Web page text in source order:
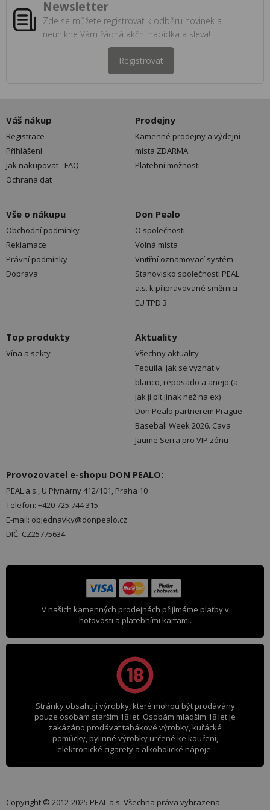
Newsletter
Zde se můžete registrovat k odběru novinek a
neunikne Vám žádná akční nabídka a sleva!
Registrovat
Váš nákup
Registrace
Přihlášení
Jak nakupovat - FAQ
Ochrana dat
Prodejny
Kamenné prodejny a výdejní
místa ZDARMA
Platební možnosti
Vše o nákupu
Obchodní podmínky
Reklamace
Právní podmínky
Doprava
Don Pealo
O společnosti
Volná místa
Vnitřní oznamovací systém
Stanovisko společnosti PEAL
a.s. k připravované směrnici
EU TPD 3
Top produkty
Vína a sekty
Aktuality
Všechny aktuality
Tequila: jak se vyznat v
blanco, reposado a añejo (a
jak ji pít jinak než na ex)
Don Pealo partnerem Prague
Baseball Week 2026. Cava
Jaume Serra pro VIP zónu
Provozovatel e-shopu DON PEALO:
PEAL a.s., U Plynárny 412/101, Praha 10
Telefon: +420 725 744 315
E-mail: objednavky@donpealo.cz
DIČ: CZ25775634
V našich kamenných prodejnách přijímáme platby v
hotovosti a platebními kartami.
Stránky obsahují výrobky, které mohou být prodávány
pouze osobám starším 18 let. Osobám mladším 18 let je
zakázáno prodávat tabákové výrobky, kuřácké
pomůcky, bylinné výrobky určené ke kouření,
elektronické cigarety a alkoholické nápoje.
Copyright © 2012-2025 PEAL a.s. Všechna práva vyhrazena.